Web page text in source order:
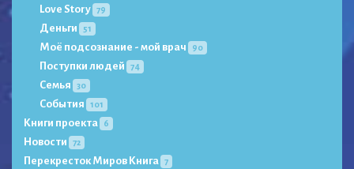
Love Story 79
Деньги 51
Моё подсознание - мой врач 90
Поступки людей 74
Семья 30
События 101
Книги проекта 6
Новости 72
Перекресток Миров Книга 7